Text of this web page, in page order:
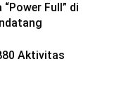
Full” di
Aktivitas